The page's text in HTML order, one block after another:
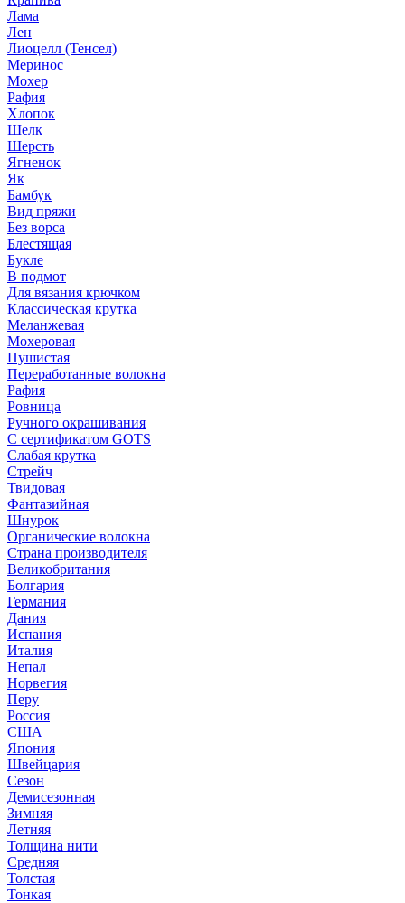
Лама
Лен
Лиоцелл (Тенсел)
Меринос
Мохер
Рафия
Хлопок
Шелк
Шерсть
Ягненок
Як
Бамбук
Вид пряжи
Без ворса
Блестящая
Букле
В подмот
Для вязания крючком
Классическая крутка
Меланжевая
Мохеровая
Пушистая
Переработанные волокна
Рафия
Ровница
Ручного окрашивания
С сертификатом GOTS
Слабая крутка
Стрейч
Твидовая
Фантазийная
Шнурок
Органические волокна
Страна производителя
Великобритания
Болгария
Германия
Дания
Испания
Италия
Непал
Норвегия
Перу
Россия
США
Япония
Швейцария
Сезон
Демисезонная
Зимняя
Летняя
Толщина нити
Средняя
Толстая
Тонкая